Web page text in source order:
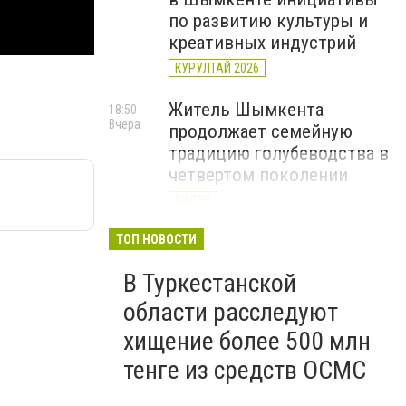
по развитию культуры и
креативных индустрий
КУРУЛТАЙ 2026
Житель Шымкента
продолжает семейную
традицию голубеводства в
четвертом поколении
18:50
Вчера
«Әділет» объединила
регионов на форуме
цифровых инициатив
КУРУЛТАЙ 2026
17:22
ТОП НОВОСТИ
В Туркестанской
области расследуют
хищение более 500 млн
тенге из средств ОСМС